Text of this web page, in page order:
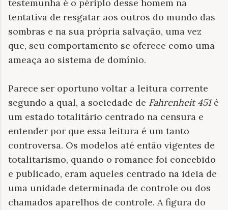
testemunha é o périplo desse homem na
tentativa de resgatar aos outros do mundo das
sombras e na sua própria salvação, uma vez
que, seu comportamento se oferece como uma
ameaça ao sistema de domínio.
Parece ser oportuno voltar a leitura corrente
segundo a qual, a sociedade de Fahrenheit 451é
um estado totalitário centrado na censura e
entender por que essa leitura é um tanto
controversa. Os modelos até então vigentes de
totalitarismo, quando o romance foi concebido
e publicado, eram aqueles centrado na ideia de
uma unidade determinada de controle ou dos
chamados aparelhos de controle. A figura do